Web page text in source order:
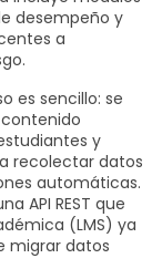
desempeño y
a
es sencillo: se
y
recolectar datos
automáticas.
API REST que
(LMS) ya
migrar datos